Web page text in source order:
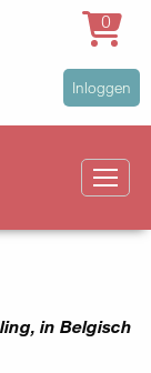
User
account
Inloggen
0
in Belgisch